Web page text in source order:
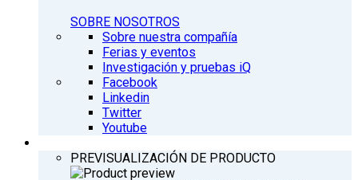
SOBRE NOSOTROS
Sobre nuestra compañía
Ferias y eventos
Investigación y pruebas iQ
Facebook
Linkedin
Twitter
Youtube
PREVISUALIZACIÓN DE PRODUCTO